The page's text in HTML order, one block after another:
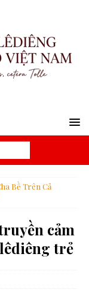
Bề Trên Cả
cảm
trẻ